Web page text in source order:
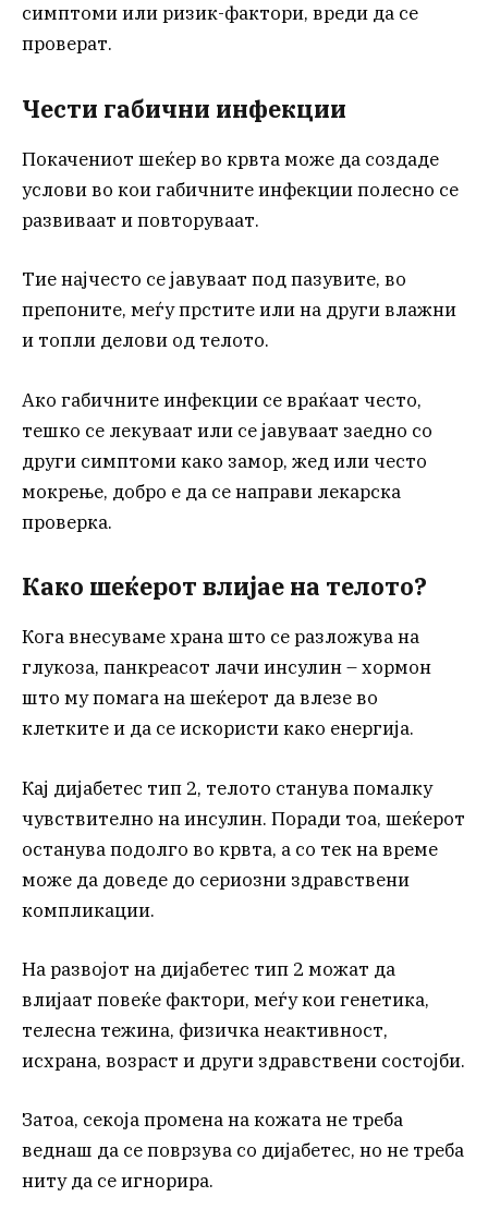
симптоми или ризик-фактори, вреди да се
проверат.
Чести габични инфекции
Покачениот шеќер во крвта може да создаде
услови во кои габичните инфекции полесно се
развиваат и повторуваат.
Тие најчесто се јавуваат под пазувите, во
препоните, меѓу прстите или на други влажни
и топли делови од телото.
Ако габичните инфекции се враќаат често,
тешко се лекуваат или се јавуваат заедно со
други симптоми како замор, жед или често
мокрење, добро е да се направи лекарска
проверка.
Како шеќерот влијае на телото?
Кога внесуваме храна што се разложува на
глукоза, панкреасот лачи инсулин – хормон
што му помага на шеќерот да влезе во
клетките и да се искористи како енергија.
Кај дијабетес тип 2, телото станува помалку
чувствително на инсулин. Поради тоа, шеќерот
останува подолго во крвта, а со тек на време
може да доведе до сериозни здравствени
компликации.
На развојот на дијабетес тип 2 можат да
влијаат повеќе фактори, меѓу кои генетика,
телесна тежина, физичка неактивност,
исхрана, возраст и други здравствени состојби.
Затоа, секоја промена на кожата не треба
веднаш да се поврзува со дијабетес, но не треба
ниту да се игнорира.